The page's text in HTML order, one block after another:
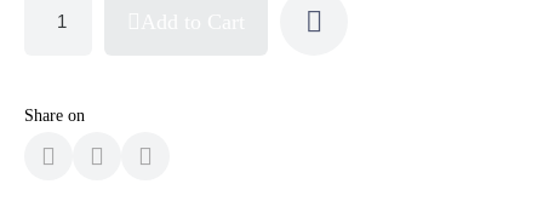
Share on